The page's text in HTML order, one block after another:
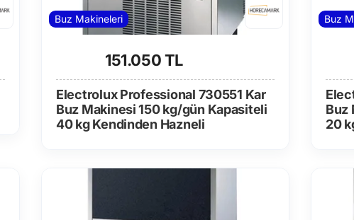
Buz Makineleri
151.050 TL
Electrolux Professional 730551 Kar
Buz Makinesi 150 kg/gün Kapasiteli
40 kg Kendinden Hazneli
Buz
Buz
20